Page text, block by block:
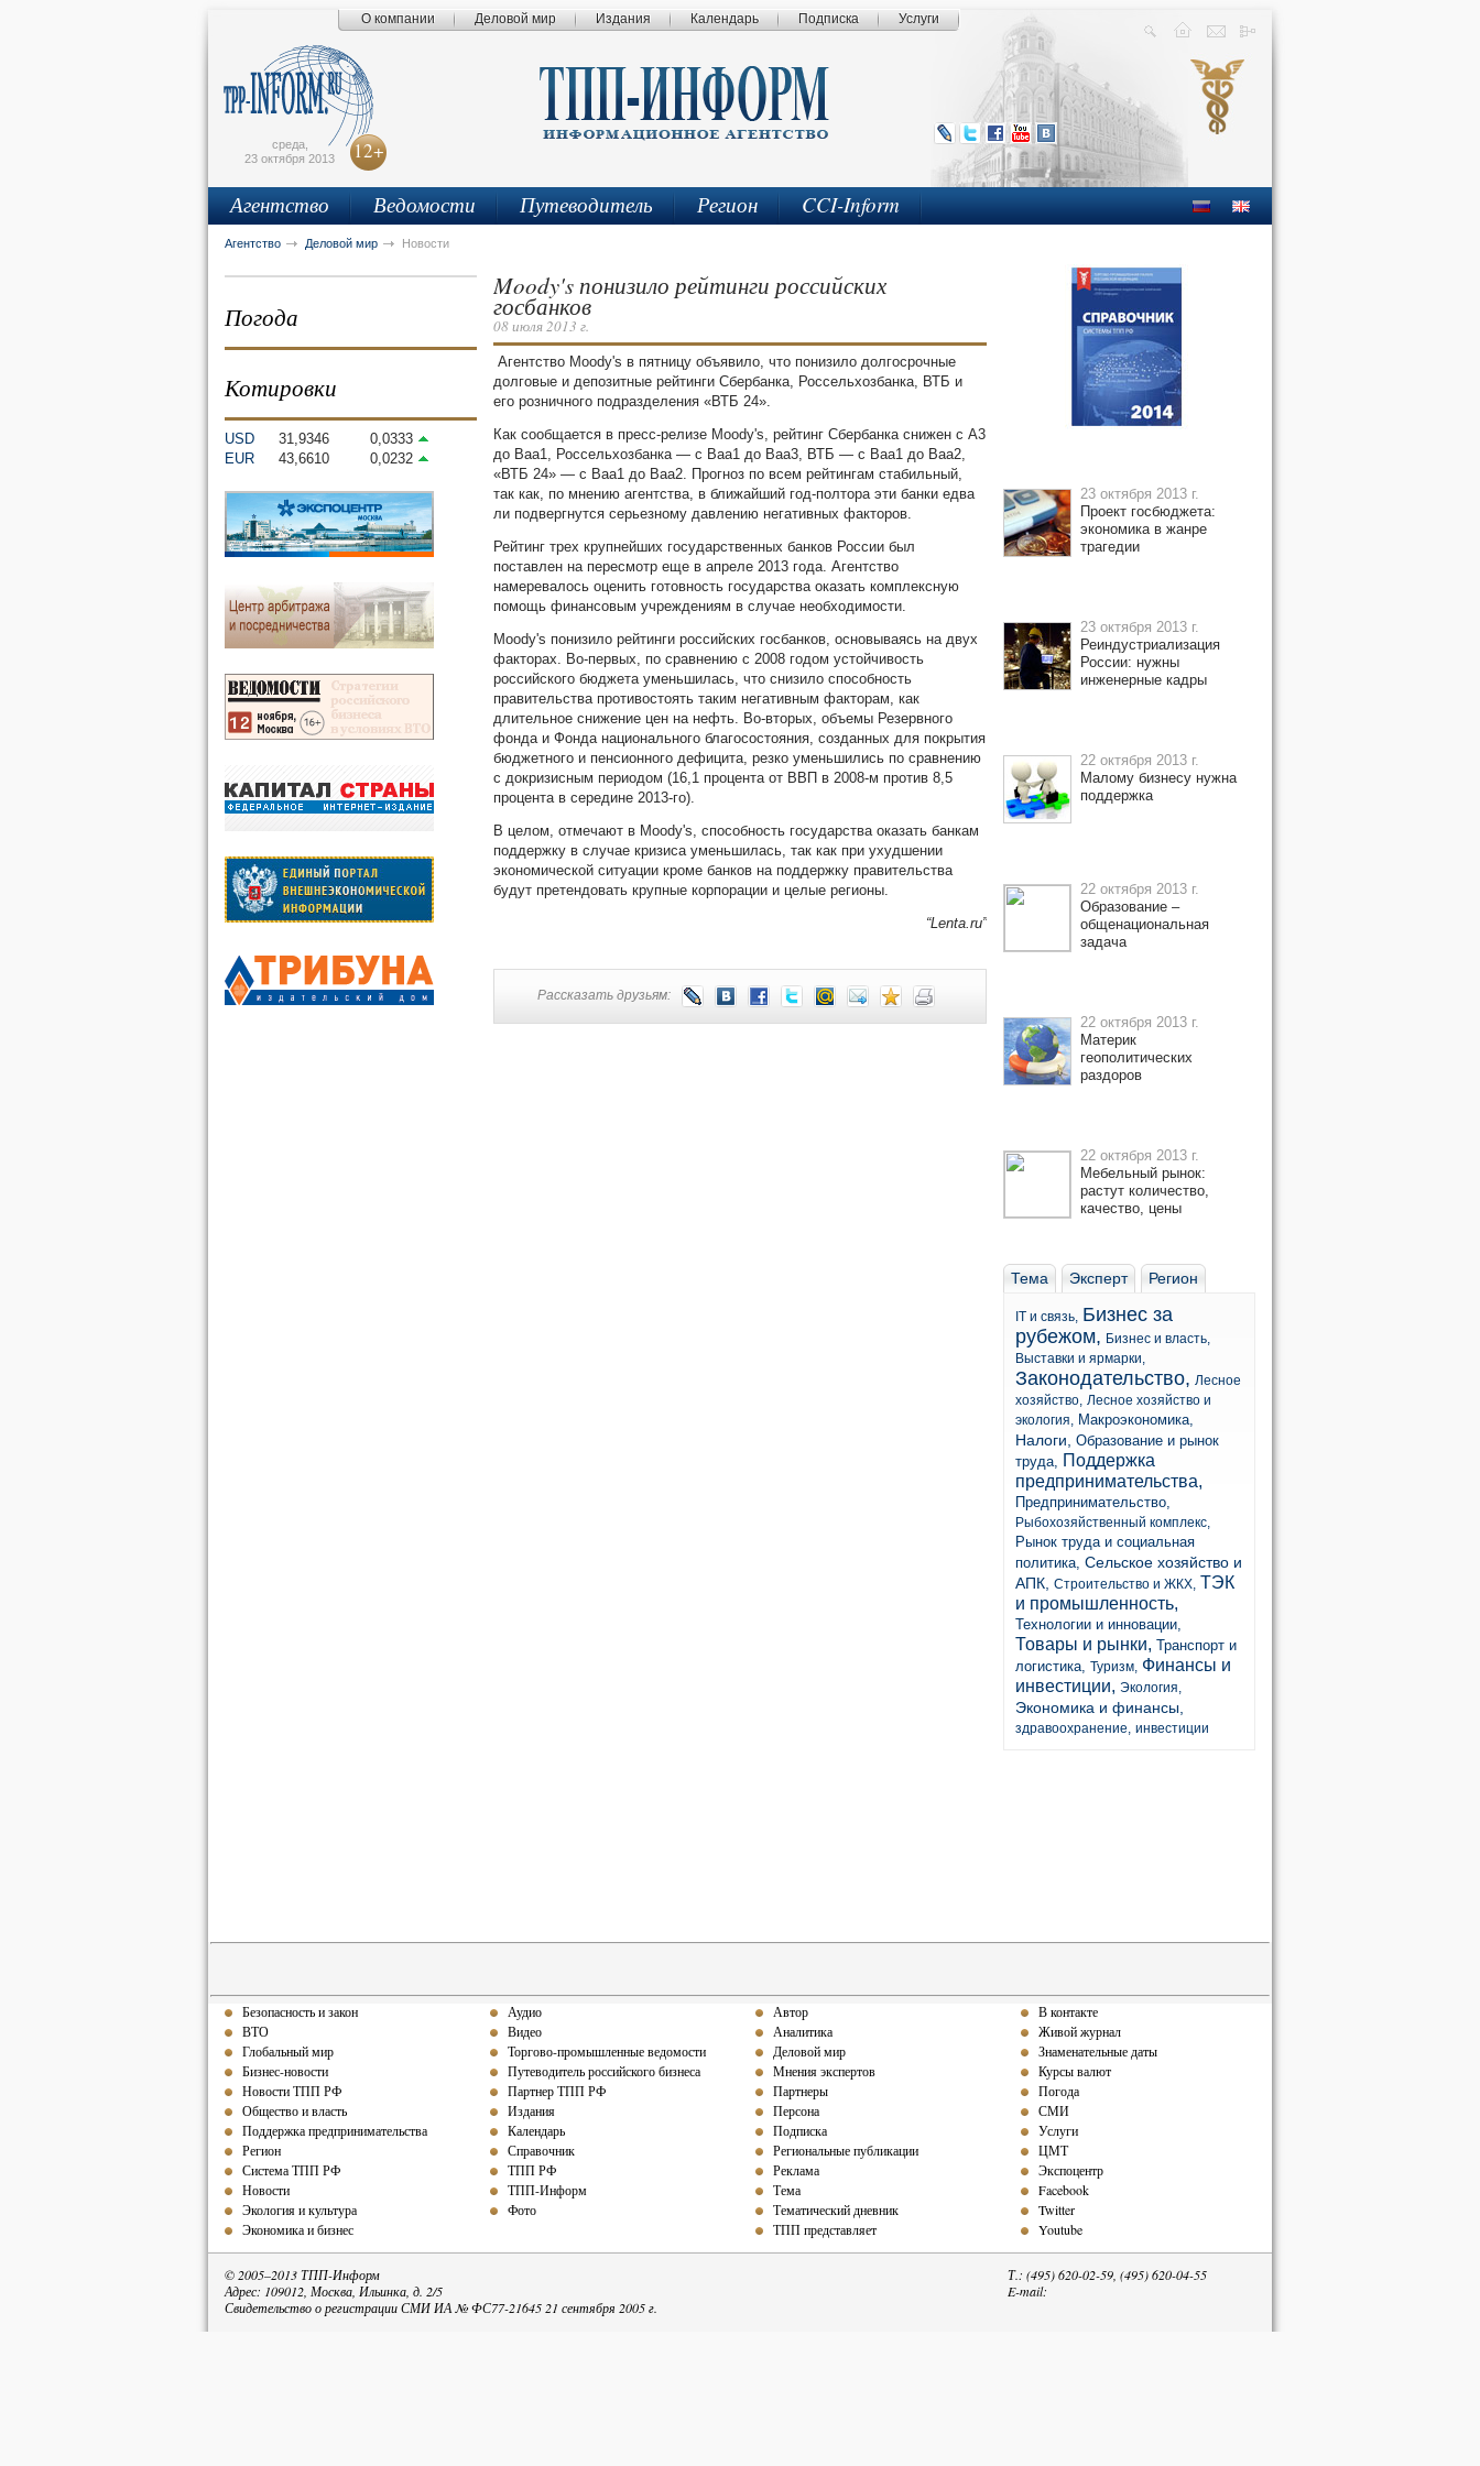
О компании Деловой мир Издания Календарь Подписка Услуги
среда,
23 октября 2013
12+
Агентство Ведомости Путеводитель Регион CCI-Inform
Агентство Деловой мир Новости
Погода
Котировки
USD 31,9346
0,0333
EUR
43,6610 0,0232
Moody's понизило рейтинги российских
госбанков
08 июля 2013 г.
Агентство Moody's в пятницу объявило, что понизило долгосрочные
долговые и депозитные рейтинги Сбербанка, Россельхозбанка, ВТБ и
его розничного подразделения «ВТБ 24».
Как сообщается в пресс-релизе Moody's, рейтинг Сбербанка снижен с A3
до Baa1, Россельхозбанка — с Baa1 до Baa3, ВТБ — с Baa1 до Baa2,
«ВТБ 24» — с Baa1 до Baa2. Прогноз по всем рейтингам стабильный,
так как, по мнению агентства, в ближайший год-полтора эти банки едва
ли подвергнутся серьезному давлению негативных факторов.
Рейтинг трех крупнейших государственных банков России был
поставлен на пересмотр еще в апреле 2013 года. Агентство
намеревалось оценить готовность государства оказать комплексную
помощь финансовым учреждениям в случае необходимости.
Moody's понизило рейтинги российских госбанков, основываясь на двух
факторах. Во-первых, по сравнению с 2008 годом устойчивость
российского бюджета уменьшилась, что снизило способность
правительства противостоять таким негативным факторам, как
длительное снижение цен на нефть. Во-вторых, объемы Резервного
фонда и Фонда национального благосостояния, созданных для покрытия
бюджетного и пенсионного дефицита, резко уменьшились по сравнению
с докризисным периодом (16,1 процента от ВВП в 2008-м против 8,5
процента в середине 2013-го).
В целом, отмечают в Moody's, способность государства оказать банкам
поддержку в случае кризиса уменьшилась, так как при ухудшении
экономической ситуации кроме банков на поддержку правительства
будут претендовать крупные корпорации и целые регионы.
“Lenta.ru”
Рассказать друзьям:
23 октября 2013 г.
Проект госбюджета:
экономика в жанре
трагедии
23 октября 2013 г.
Реиндустриализация
России: нужны
инженерные кадры
22 октября 2013 г.
Малому бизнесу нужна
поддержка
22 октября 2013 г.
Образование –
общенациональная
задача
22 октября 2013 г.
Материк
геополитических
раздоров
22 октября 2013 г.
Мебельный рынок:
растут количество,
качество, цены
Тема Эксперт Регион
IT и связь, Бизнес за
рубежом, Бизнес и власть,
Выставки и ярмарки,
Законодательство, Лесное
хозяйство, Лесное хозяйство и
экология, Макроэкономика,
Налоги, Образование и рынок
труда, Поддержка
предпринимательства,
Предпринимательство,
Рыбохозяйственный комплекс,
Рынок труда и социальная
политика, Сельское хозяйство и
АПК, Строительство и ЖКХ, ТЭК
и промышленность,
Технологии и инновации,
Товары и рынки, Транспорт и
логистика, Туризм, Финансы и
инвестиции, Экология,
Экономика и финансы,
здравоохранение, инвестиции
Безопасность и закон
ВТО
Глобальный мир
Бизнес-новости
Новости ТПП РФ
Общество и власть
Поддержка предпринимательства
Регион
Система ТПП РФ
Новости
Экология и культура
Экономика и бизнес
Аудио
Видео
Торгово-промышленные ведомости
Путеводитель российского бизнеса
Партнер ТПП РФ
Издания
Календарь
Справочник
ТПП РФ
ТПП-Информ
Фото
Автор
Аналитика
Деловой мир
Мнения экспертов
Партнеры
Персона
Подписка
Региональные публикации
Реклама
Тема
Тематический дневник
ТПП представляет
В контакте
Живой журнал
Знаменательные даты
Курсы валют
Погода
СМИ
Услуги
ЦМТ
Экспоцентр
Facebook
Twitter
Youtube
© 2005–2013 ТПП-Информ
Адрес: 109012, Москва, Ильинка, д. 2/5
Свидетельство о регистрации СМИ ИА № ФС77-21645 21 сентября 2005 г.
Т.: (495) 620-02-59, (495) 620-04-55
E-mail: